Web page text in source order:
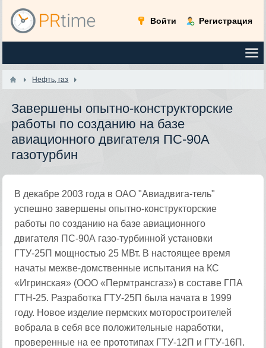
Войти Регистрация
Нефть, газ
Завершены опытно-конструкторские
работы по созданию на базе
авиационного двигателя ПС-90А
газотурбин
В декабре 2003 года в ОАО "Авиадвига-тель"
успешно завершены опытно-конструкторские
работы по созданию на базе авиационного
двигателя ПС-90А газо-турбинной установки
ГТУ-25П мощностью 25 МВт. В настоящее время
начаты межве-домственные испытания на КС
«Игринская» (ООО «Пермтрансгаз») в составе ГПА
ГТН-25. Разработка ГТУ-25П была начата в 1999
году. Новое изделие пермских моторостроителей
вобрала в себя все положительные наработки,
проверенные на ее прототипах ГТУ-12П и ГТУ-16П.